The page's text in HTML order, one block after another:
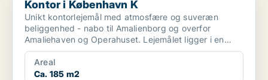
Kontor i København K
Unikt kontorlejemål med atmosfære og suveræn
beliggenhed - nabo til Amalienborg og overfor
Amaliehaven og Operahuset. Lejemålet ligger i en
smuk, historisk ...
Areal
Ca. 185 m2